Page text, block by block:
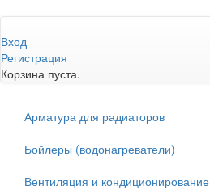
к
основному
содержанию
Вход
Регистрация
Корзина пуста.
Арматура для радиаторов
Бойлеры (водонагреватели)
Вентиляция и кондиционирование